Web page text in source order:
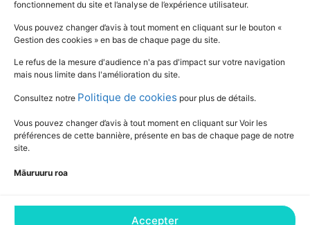
fonctionnement du site et l’analyse de l’expérience utilisateur.
Vous pouvez changer d’avis à tout moment en cliquant sur le bouton «
Gestion des cookies » en bas de chaque page du site.
Le refus de la mesure d'audience n'a pas d'impact sur votre navigation
mais nous limite dans l'amélioration du site.
Consultez notre Politique de cookies pour plus de détails.
Vous pouvez changer d’avis à tout moment en cliquant sur Voir les
préférences de cette bannière, présente en bas de chaque page de notre
site.
Māuruuru roa
Accepter
SUIVEZ L'ACTUALITÉ DE L'ÉDUCATION
Consultez notre Déclaration relative aux